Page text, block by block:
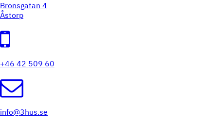
Bronsgatan 4
Åstorp
+46 42 509 60
info@3hus.se